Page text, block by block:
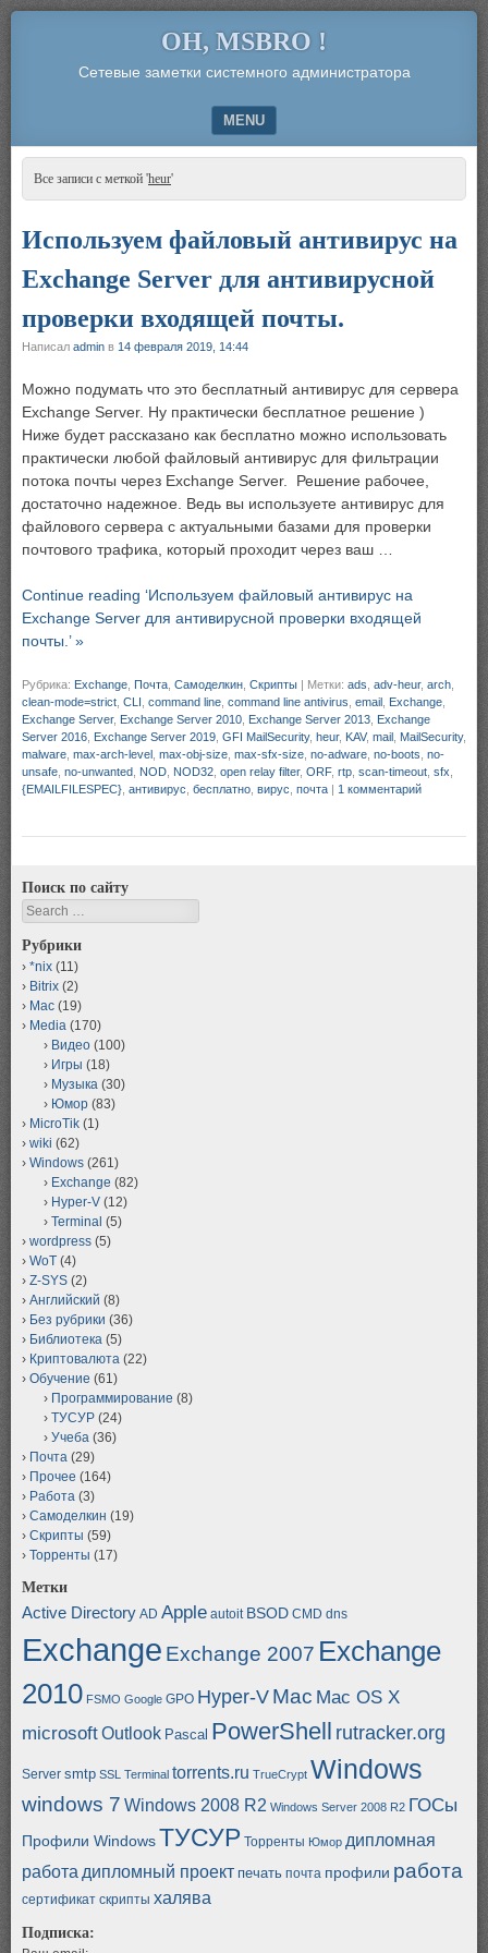
OH, MSBRO !
Сетевые заметки системного администратора
MENU
SKIP TO CONTENT
Все записи с меткой 'heur'
Используем файловый антивирус на
Exchange Server для антивирусной
проверки входящей почты.
Написал admin в 14 февраля 2019, 14:44
Можно подумать что это бесплатный антивирус для сервера
Exchange Server. Ну практически бесплатное решение )
Ниже будет рассказано как бесплатно можно использовать
практически любой файловый антивирус для фильтрации
потока почты через Exchange Server. Решение рабочее,
достаточно надежное. Ведь вы используете антивирус для
файлового сервера с актуальными базами для проверки
почтового трафика, который проходит через ваш …
Continue reading ‘Используем файловый антивирус на
Exchange Server для антивирусной проверки входящей
почты.’ »
Рубрика: Exchange Почта Самоделкин Скрипты | Метки: ads adv-heur, arch
clean-mode=strict CLI command line command line antivirus email Exchange
Exchange Server, Exchange Server 2010 Exchange Server 2013 Exchange
Server 2016 Exchange Server 2019 GFI MailSecurity, heur, KAV, mail MailSecurity,
malware max-arch-level max-obj-size max-sfx-size no-adware no-boots no-
unsafe no-unwanted NOD NOD32 open relay filter, ORF, rtp scan-timeout sfx
{EMAILFILESPEC} антивирус бесплатно вирус почта | 1 комментарий
Поиск по сайту
Search
Рубрики
*nix (11)
Bitrix (2)
Mac (19)
Media (170)
Видео (100)
Игры (18)
Музыка (30)
Юмор (83)
MicroTik (1)
wiki (62)
Windows (261)
Exchange (82)
Hyper-V (12)
Terminal (5)
wordpress (5)
WoT (4)
Z-SYS (2)
Английский (8)
Без рубрики (36)
Библиотека (5)
Криптовалюта (22)
Обучение (61)
Программирование (8)
ТУСУР (24)
Учеба (36)
Почта (29)
Прочее (164)
Работа (3)
Самоделкин (19)
Скрипты (59)
Торренты (17)
Метки
Active Directory AD Apple autoit BSOD CMD dns
Exchange Exchange 2007 Exchange
2010 FSMO Google GPO Hyper-V Mac Mac OS X
microsoftOutlook Pascal PowerShell rutracker.org
Server smtp SSL Terminal torrents.ru TrueCrypt Windows
windows 7 Windows 2008 R2 Windows Server 2008 R2 ГОСы
Профили WindowsТУСУР Торренты Юмор дипломная
работа дипломный проект печать почта профили работа
сертификат скрипты халява
Подписка: